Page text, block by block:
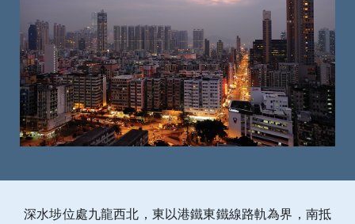
深水埗位處九龍西北，東以港鐵東鐵線路軌為界，南抵